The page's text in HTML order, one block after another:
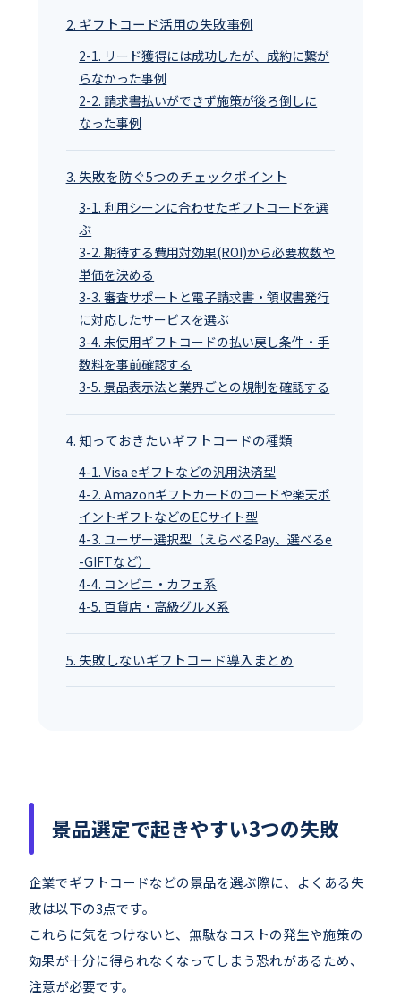
2. ギフトコード活用の失敗事例
2-1. リード獲得には成功したが、成約に繋が
らなかった事例
2-2. 請求書払いができず施策が後ろ倒しに
なった事例
3. 失敗を防ぐ5つのチェックポイント
3-1. 利用シーンに合わせたギフトコードを選
ぶ
3-2. 期待する費用対効果(ROI)から必要枚数や
単価を決める
3-3. 審査サポートと電子請求書・領収書発行
に対応したサービスを選ぶ
3-4. 未使用ギフトコードの払い戻し条件・手
数料を事前確認する
3-5. 景品表示法と業界ごとの規制を確認する
4. 知っておきたいギフトコードの種類
4-1. Visa eギフトなどの汎用決済型
4-2. Amazonギフトカードのコードや楽天ポ
イントギフトなどのECサイト型
4-3. ユーザー選択型（えらべるPay、選べるe
-GIFTなど）
4-4. コンビニ・カフェ系
4-5. 百貨店・高級グルメ系
5. 失敗しないギフトコード導入まとめ
景品選定で起きやすい3つの失敗
企業でギフトコードなどの景品を選ぶ際に、よくある失
敗は以下の3点です。
これらに気をつけないと、無駄なコストの発生や施策の
効果が十分に得られなくなってしまう恐れがあるため、
注意が必要です。